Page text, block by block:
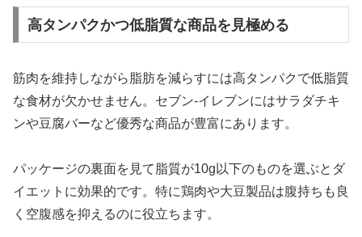
高タンパクかつ低脂質な商品を見極める
筋肉を維持しながら脂肪を減らすには高タンパクで低脂質
な食材が欠かせません。セブン-イレブンにはサラダチキ
ンや豆腐バーなど優秀な商品が豊富にあります。
パッケージの裏面を見て脂質が10g以下のものを選ぶとダ
イエットに効果的です。特に鶏肉や大豆製品は腹持ちも良
く空腹感を抑えるのに役立ちます。